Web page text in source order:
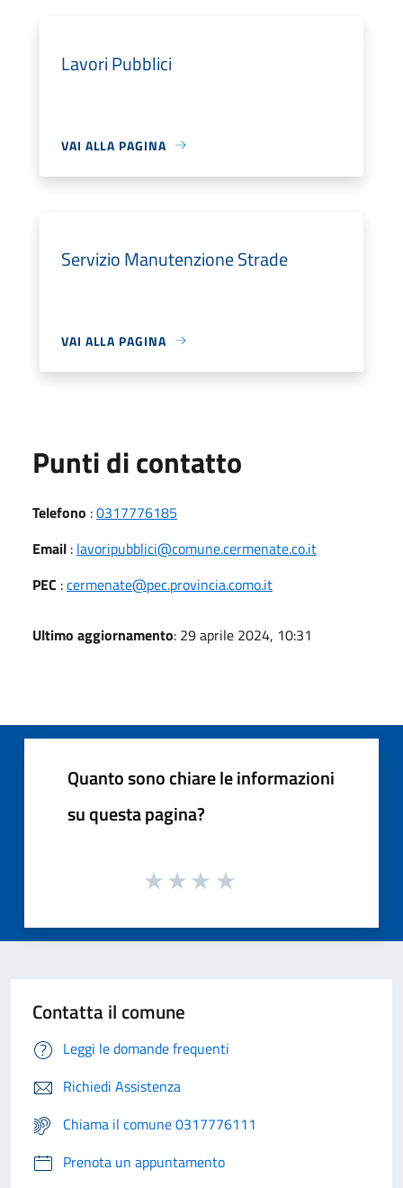
Lavori Pubblici
VAI ALLA PAGINA
Servizio Manutenzione Strade
VAI ALLA PAGINA
Punti di contatto
Telefono :0317776185
Email : lavoripubblici@comune.cermenate.co.it
PEC :cermenate@pec.provincia.como.it
Ultimo aggiornamento: 29 aprile 2024, 10:31
Quanto sono chiare le informazioni
su questa pagina?
Contatta il comune
Leggi le domande frequenti
Richiedi Assistenza
Chiama il comune 0317776111
Prenota un appuntamento